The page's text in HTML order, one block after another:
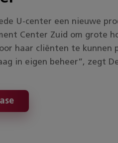
U-center een nieuwe
Center Zuid om grote
haar cliënten te kunnen
in eigen beheer”, zegt